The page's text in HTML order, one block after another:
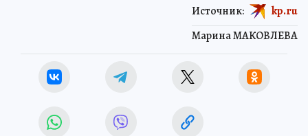
Марина МАКОВЛЕВА
Источник: kp.ru